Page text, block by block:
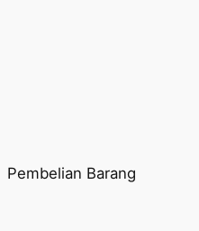
Pembelian Barang